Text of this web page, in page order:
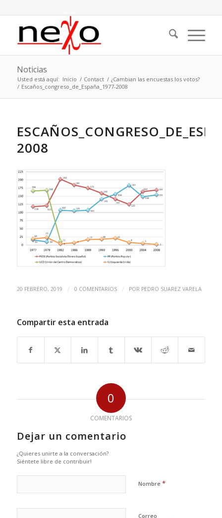
Noticias
Usted está aquí: Inicio / Contact / ¿Cambian las encuestas los votos?
/ Escaños_congreso_de_España_1977-2008
2008
20 FEBRERO, 2019 / 0 COMENTARIOS / POR PEDRO SUAREZ VARELA
Compartir esta entrada
0
COMENTARIOS
Dejar un comentario
¿Quieres unirte a la conversación?
Siéntete libre de contribuir!
Nombre *
Correo